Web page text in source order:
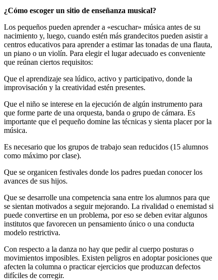
¿Cómo escoger un sitio de enseñanza musical?
Los pequeños pueden aprender a «escuchar» música antes de su
nacimiento y, luego, cuando estén más grandecitos pueden asistir a
centros educativos para aprender a estimar las tonadas de una flauta,
un piano o un violín. Para elegir el lugar adecuado es conveniente
que reúnan ciertos requisitos:
Que el aprendizaje sea lúdico, activo y participativo, donde la
improvisación y la creatividad estén presentes.
Que el niño se interese en la ejecución de algún instrumento para
que forme parte de una orquesta, banda o grupo de cámara. Es
importante que el pequeño domine las técnicas y sienta placer por la
música.
Es necesario que los grupos de trabajo sean reducidos (15 alumnos
como máximo por clase).
Que se organicen festivales donde los padres puedan conocer los
avances de sus hijos.
Que se desarrolle una competencia sana entre los alumnos para que
se sientan motivados a seguir mejorando. La rivalidad o enemistad si
puede convertirse en un problema, por eso se deben evitar algunos
institutos que favorecen un pensamiento único o una conducta
modelo restrictiva.
Con respecto a la danza no hay que pedir al cuerpo posturas o
movimientos imposibles. Existen peligros en adoptar posiciones que
afecten la columna o practicar ejercicios que produzcan defectos
difíciles de corregir.